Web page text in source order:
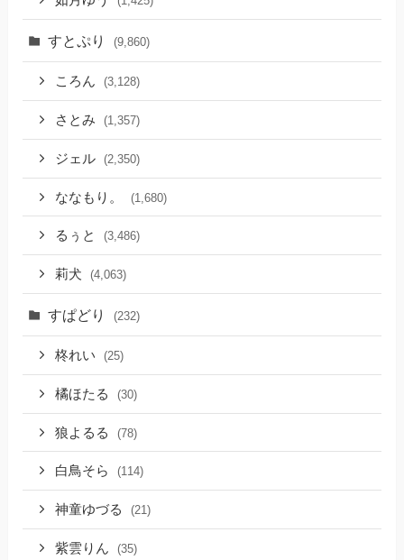
すとぷり (9,860)
ころん (3,128)
さとみ (1,357)
ジェル (2,350)
ななもり。 (1,680)
るぅと (3,486)
莉犬 (4,063)
すぱどり (232)
柊れい (25)
橘ほたる (30)
狼よるる (78)
白鳥そら (114)
神童ゆづる (21)
紫雲りん (35)